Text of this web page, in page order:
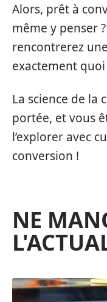
Alors, prêt à
même y penser
rencontrerez
exactement
La science de la
portée, et vous
l’explorer avec
conversion !
NE